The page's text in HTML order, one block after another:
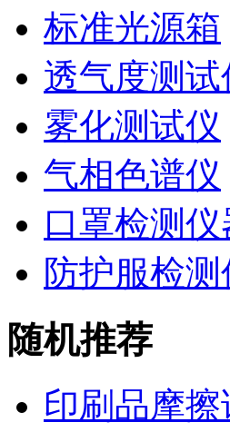
标准光源箱
透气度测试
雾化测试仪
气相色谱仪
口罩检测仪
防护服检测
随机推荐
印刷品摩